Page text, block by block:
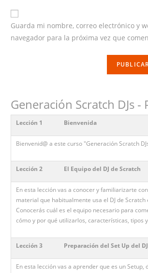
website
URL
Guarda mi nombre, correo electrónico y
navegador para la próxima vez que
Generación Scratch DJs -
Lección 1 Bienvenida
Bienvenid@ a este curso "Generación Scratch
Lección 2 El Equipo del DJ de Scratch
En esta lección vas a conocer y familiarizarte
material que habitualmente usa el DJ de Scratch
Conocerás cuál es el equipo necesario para
cómo y por qué utilizarlos, características, tipos
Lección 3 Preparación del Set Up del
En esta lección vas a aprender que es un Setup,